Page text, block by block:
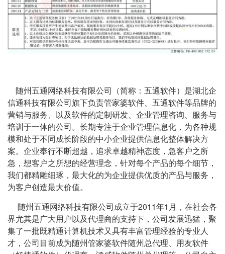
随州五通网络科技有限公司（简称：五通软件）是湖北企
信通科技有限公司旗下负责管家婆软件、五通软件等品牌的
营销与服务、以及软件的定制研发、企业管理咨询、服务与
培训于一体的公司。长期专注于企业管理信息化，为各种规
模和处于不同成长阶段的中小企业提供信息化整体解决方
案。企业奉行不断超越，追求卓越精神态度，急客户之所
急，想客户之所想的经营理念，针对每个产品的每个细节，
我们都精雕细琢，最大化的为企业提供优质的产品与服务，
为客户创造最大价值。
随州五通网络科技有限公司成立于2011年1月，在社会各
界尤其是广大用户以及代理商的支持下，公司发展迅猛，聚
集了一批既精通计算机技术又具有丰富管理经验的专业人
才，公司目前成为随州管家婆软件随州总代理、用友软件